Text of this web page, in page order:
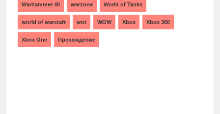
Warhammer 40 warzone World of Tanks
world of warcraft wot WOW Xbox Xbox 360
Xbox One Прохождение